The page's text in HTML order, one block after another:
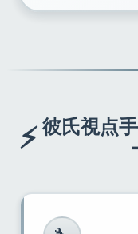
⚡ 彼氏視点